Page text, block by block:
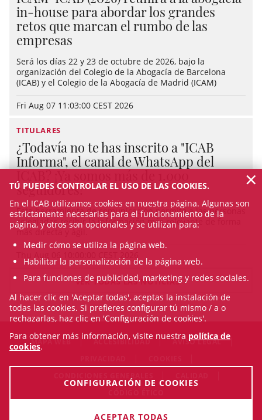
in-house para abordar los grandes
retos que marcan el rumbo de las
empresas
Será los días 22 y 23 de octubre de 2026, bajo la
organización del Colegio de la Abogacía de Barcelona
(ICAB) y el Colegio de la Abogacía de Madrid (ICAM)
Fri Aug 07 11:03:00 CEST 2026
TITULARES
¿Todavía no te has inscrito a "ICAB
Informa", el canal de WhatsApp del
seguidores!
Esta herramienta de comunicación permite a las personas
colegiadas recibir la información más relevante de forma
más directa y ágil.
VER TODAS LAS NOTICIAS
MAPA WEB ACCESIBILIDAD
AVISO LEGAL
© Sun Aug 09 05:47:09 CEST 2026 Il·lustre Col·legi de
TÚ PUEDES CONTROLAR EL USO DE LAS COOKIES.
En el ICAB utilizamos cookies en nuestra página. Algunas son
estrictamente necesarias para el funcionamiento de la
página, y otros son opcionales y se utilizan para:
Medir cómo se utiliza la página web.
Habilitar la personalización de la página web.
Para funciones de publicidad, marketing y redes sociales.
Al hacer clic en 'Aceptar todas', aceptas la instalación de
todas las cookies. Si prefieres configurar tú mismo / a o
rechazarlas, haz clic en 'Configuración de cookies'.
Para obtener más información, visite nuestra política de
cookies.
CONFIGURACIÓN DE COOKIES
ACEPTAR TODAS
×